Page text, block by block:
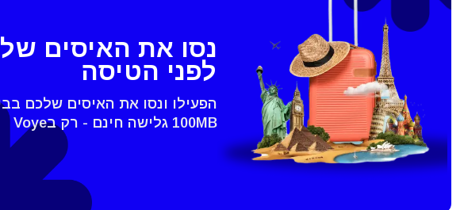
נסו את האיסים
לפני הטיסה
הפעילו ונסו את האיסים שלכם
100MB גלישה חינם - רק בVoye
Deutsch
日本語
SGD - דולר סינגפורי
JPY - ין יפני